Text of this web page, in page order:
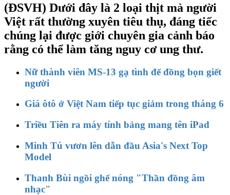
(ĐSVH) Dưới đây là 2 loại thịt mà người
Việt rất thường xuyên tiêu thụ, đáng tiếc
chúng lại được giới chuyên gia cảnh báo
rằng có thể làm tăng nguy cơ ung thư.
Nữ thành viên MS-13 gạ tình để đồng bọn giết
người
Giá ôtô ở Việt Nam tiếp tục giảm trong tháng 6
Triều Tiên ra máy tính bảng mang tên iPad
Minh Tú vươn lên dẫn đầu Asia's Next Top
Model
Thanh Bùi ngồi ghế nóng "Thần đồng âm
nhạc"